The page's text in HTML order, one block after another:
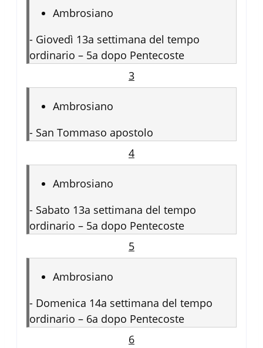
Ambrosiano
- Giovedì 13a settimana del tempo
ordinario – 5a dopo Pentecoste
3
Ambrosiano
- San Tommaso apostolo
4
Ambrosiano
- Sabato 13a settimana del tempo
ordinario – 5a dopo Pentecoste
5
Ambrosiano
- Domenica 14a settimana del tempo
ordinario – 6a dopo Pentecoste
6